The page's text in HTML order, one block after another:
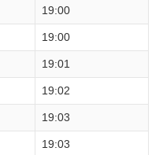
19:00
19:00
19:01
19:02
19:03
19:03